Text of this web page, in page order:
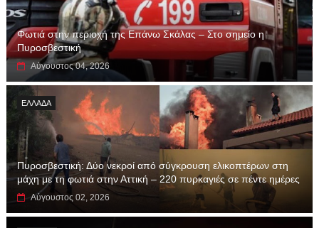
Φωτιά στην περιοχή της Επάνω Σκάλας – Στο σημείο η
Πυροσβεστική
Αύγουστος 04, 2026
ΕΛΛΑΔΑ
Πυροσβεστική: Δύο νεκροί από σύγκρουση ελικοπτέρων στη
μάχη με τη φωτιά στην Αττική – 220 πυρκαγιές σε πέντε ημέρες
Αύγουστος 02, 2026